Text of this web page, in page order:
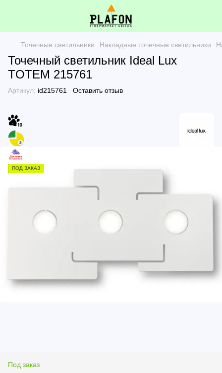
Точечные светильники Накладные точечные светильники
Точечный светильник Ideal Lux
TOTEM 215761
Артикул: id215761 Оставить отзыв
ПОД ЗАКАЗ
Под заказ